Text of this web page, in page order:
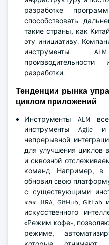
разработке
способствовать
такие страны, как
эту инициативу.
инструменты
разработки.
Тенденции рынка
циклом приложений
Инструменты ALM
инструменты Agile
непрерывной
для улучшения циклов
и сквозной
команд. Например, в
обновил свою
с существующими
как JIRA, GitHub,
искусственного
«Режим кофе»,
режиме,